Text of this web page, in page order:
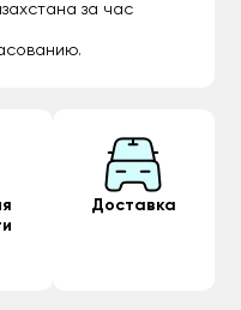
за час
Доставка